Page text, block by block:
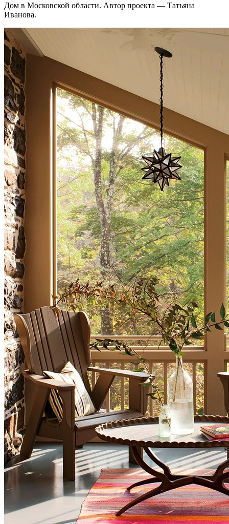
Дом в Московской области. Автор проекта — Татьяна
Иванова.